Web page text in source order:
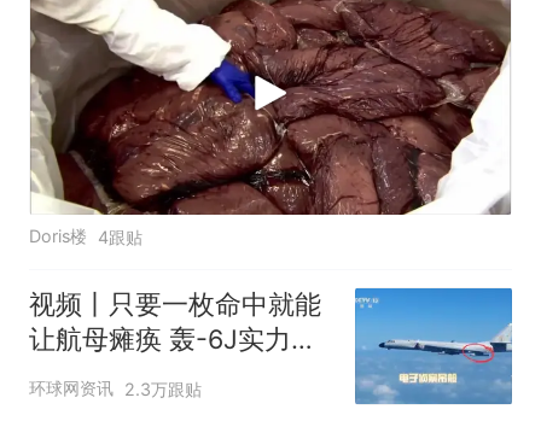
Doris楼 4跟贴
视频丨只要一枚命中就能
让航母瘫痪 轰-6J实力有
多强？
环球网资讯 2.3万跟贴